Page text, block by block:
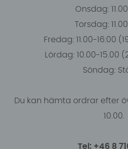
Onsdag:
Torsdag:
Fredag: 11.00-16:00
Lördag: 10.00-15.00
Söndag:
Du kan hämta ordrar efter
10.00.
Tel: +46 8